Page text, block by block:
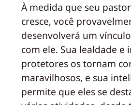
À medida que seu
cresce, você
desenvolverá um
com ele. Sua lealdade e
protetores os tornam
maravilhosos, e sua
permite que eles se